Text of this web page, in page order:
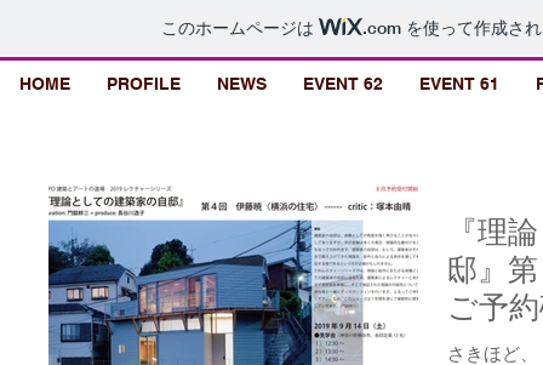
このホームページは .com を使って作成さ
HOME PROFILE NEWS EVENT 62 EVENT 61
『理
邸』
ご予
た。
さきほど